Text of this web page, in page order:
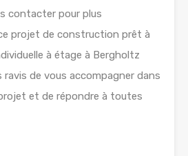
contacter pour plus
projet de construction prêt à
à étage à Bergholtz
ravis de vous accompagner dans
et de répondre à toutes